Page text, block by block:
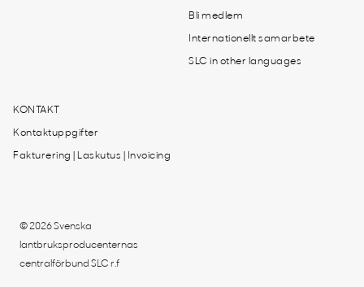
Bli medlem
Internationellt samarbete
SLC in other languages
KONTAKT
Kontaktuppgifter
Fakturering | Laskutus | Invoicing
© 2026 Svenska
lantbruksproducenternas
centralförbund SLC r.f